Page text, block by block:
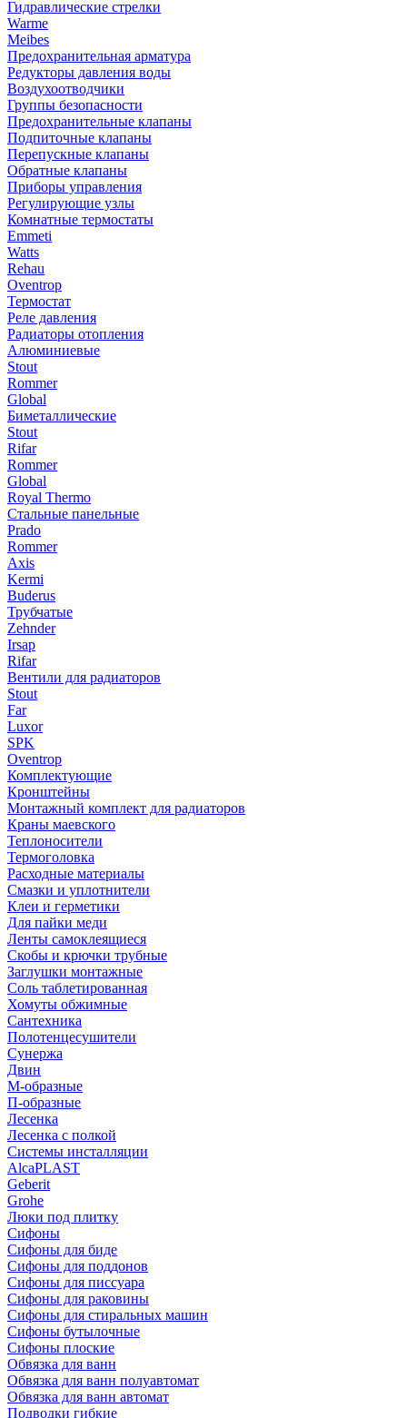
Гидравлические стрелки
Warme
Meibes
Предохранительная арматура
Редукторы давления воды
Воздухоотводчики
Группы безопасности
Предохранительные клапаны
Подпиточные клапаны
Перепускные клапаны
Обратные клапаны
Приборы управления
Регулирующие узлы
Комнатные термостаты
Emmeti
Watts
Rehau
Oventrop
Термостат
Реле давления
Радиаторы отопления
Алюминиевые
Stout
Rommer
Global
Биметаллические
Stout
Rifar
Rommer
Global
Royal Thermo
Стальные панельные
Prado
Rommer
Axis
Kermi
Buderus
Трубчатые
Zehnder
Irsap
Rifar
Вентили для радиаторов
Stout
Far
Luxor
SPK
Oventrop
Комплектующие
Кронштейны
Монтажный комплект для радиаторов
Краны маевского
Теплоносители
Термоголовка
Расходные материалы
Смазки и уплотнители
Клеи и герметики
Для пайки меди
Ленты самоклеящиеся
Скобы и крючки трубные
Заглушки монтажные
Соль таблетированная
Хомуты обжимные
Сантехника
Полотенцесушители
Сунержа
Двин
М-образные
П-образные
Лесенка
Лесенка с полкой
Системы инсталляции
AlcaPLAST
Geberit
Grohe
Люки под плитку
Сифоны
Сифoны для биде
Сифoны для поддонов
Сифoны для писсуара
Сифоны для раковины
Сифоны для стиральных машин
Сифоны бутылочные
Сифоны плоские
Обвязка для ванн
Обвязка для ванн полуавтомат
Обвязка для ванн автомат
Подводки гибкие